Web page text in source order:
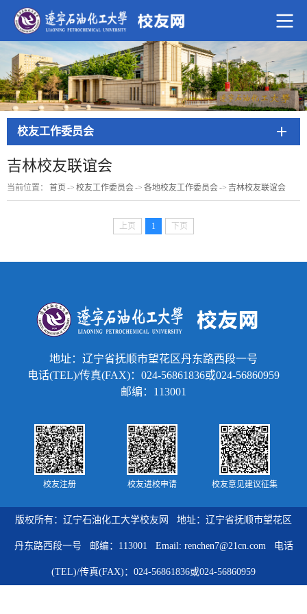
校友工作委员会
吉林校友联谊会
当前位置： 首页-> 校友工作委员会-> 各地校友工作委员会-> 吉林校友联谊会
上页 1 下页
地址：辽宁省抚顺市望花区丹东路西段一号
电话(TEL)/传真(FAX)：024-56861836或024-56860959
邮编：113001
校友注册 校友进校申请 校友意见建议征集
版权所有：辽宁石油化工大学校友网 地址：辽宁省抚顺市望花区
丹东路西段一号 邮编：113001 Email: renchen7@21cn.com 电话
(TEL)/传真(FAX)：024-56861836或024-56860959